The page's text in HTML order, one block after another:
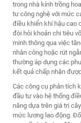
trong nhà kính trồng
tư công nghệ với mức
điều khiển khí hậu cao
đòi hỏi khoản chi tiêu
minh thông qua việc
nhân công hoặc rút
thường áp dụng các
kết quả chấp nhận
Các công cụ phân tích
đầu tư vào hệ thống
năng dựa trên giá trị
mức lương lao động.